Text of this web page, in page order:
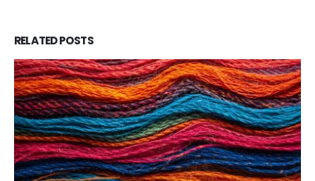
RELATEDPOSTS